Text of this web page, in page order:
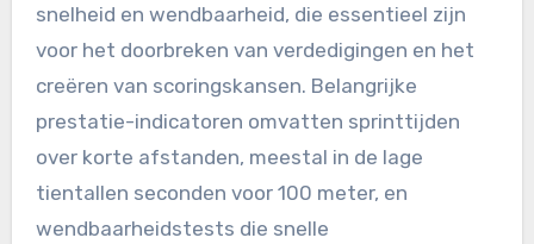
snelheid en wendbaarheid, die essentieel zijn
voor het doorbreken van verdedigingen en het
creëren van scoringskansen. Belangrijke
prestatie-indicatoren omvatten sprinttijden
over korte afstanden, meestal in de lage
tientallen seconden voor 100 meter, en
wendbaarheidstests die snelle